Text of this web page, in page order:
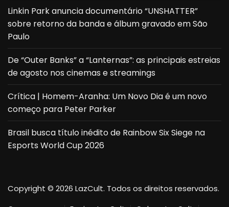
Linkin Park anuncia documentário “UNSHATTER”
sobre retorno da banda e álbum gravado em São
Paulo
De “Outer Banks” a “Lanternas”: as principais estreias
de agosto nos cinemas e streamings
Crítica | Homem-Aranha: Um Novo Dia é um novo
começo para Peter Parker
Brasil busca título inédito de Rainbow Six Siege na
Esports World Cup 2026
Copyright © 2026 LazCult. Todos os direitos reservados.